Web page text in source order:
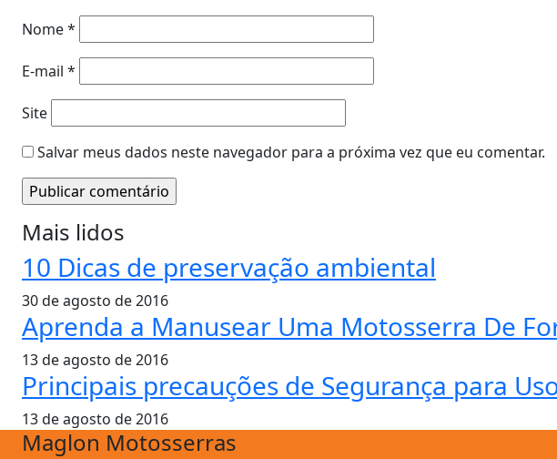
Nome*
E-mail *
Site
Salvar meus dados neste navegador para a próxima vez que eu comentar.
Mais lidos
10 Dicas de preservação ambiental
30 de agosto de 2016
Aprenda a Manusear Uma Motosserra De
13 de agosto de 2016
Principais precauções de Segurança para
13 de agosto de 2016
Maglon Motosserras